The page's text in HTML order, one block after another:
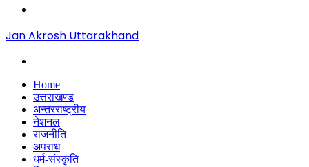
Jan Akrosh Uttarakhand
Home
उत्तराखण्ड
अन्तरराष्ट्रीय
नेशनल
राजनीति
अपराध
धर्म-संस्कृति